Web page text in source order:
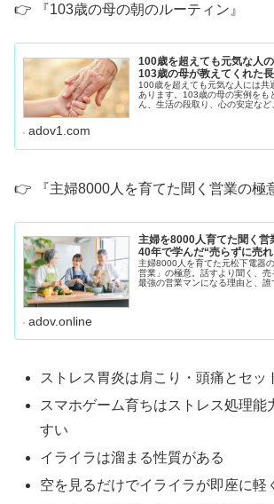
👉 『103歳の母の朝のルーティン』
100歳を超えても元気な人
103歳の母が教えてくれた
100歳を超えても元気な人には共
あります。103歳の母の実例をも
ん、生活の段取り、心の安定など
adov1.com
👉 『主婦8000人を育てた聞く営業の極
主婦を8000人育てた聞く営
40年で学んだ“売らずに売
主婦8000人を育てた元松下電器
営業」の極意。話すより聞く、
最強の営業マンになる理由と、
adov.online
ストレス胃炎は肩こり・頭痛とセッ
スマホゲーム育ちはストレス処理能
すい
イライラは溜まる性質がある
空を見るだけでイライラが即座に軽